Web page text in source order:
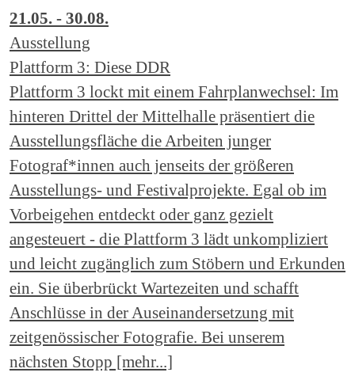
21.05. - 30.08.
Ausstellung
Plattform 3: Diese DDR
Plattform 3 lockt mit einem Fahrplanwechsel: Im
hinteren Drittel der Mittelhalle präsentiert die
Ausstellungsfläche die Arbeiten junger
Fotograf*innen auch jenseits der größeren
Ausstellungs- und Festivalprojekte. Egal ob im
Vorbeigehen entdeckt oder ganz gezielt
angesteuert - die Plattform 3 lädt unkompliziert
und leicht zugänglich zum Stöbern und Erkunden
ein. Sie überbrückt Wartezeiten und schafft
Anschlüsse in der Auseinandersetzung mit
zeitgenössischer Fotografie. Bei unserem
nächsten Stopp [mehr...]